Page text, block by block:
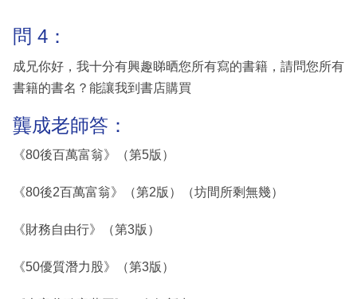
問 4：
成兄你好，我十分有興趣睇晒您所有寫的書籍，請問您所有
書籍的書名？能讓我到書店購買
龔成老師答：
《80後百萬富翁》（第5版）
《80後2百萬富翁》（第2版）（坊間所剩無幾）
《財務自由行》（第3版）
《50優質潛力股》（第3版）